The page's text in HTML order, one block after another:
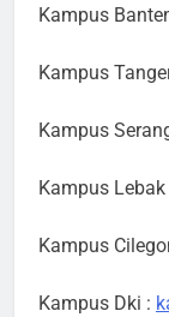
Kampus
Kampus
Kampus
Kampus Lebak
Kampus
Kampus Dki :